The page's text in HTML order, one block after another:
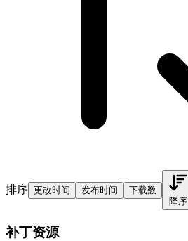
排序 更改时间 发布时间
下载数
降序
补丁资源